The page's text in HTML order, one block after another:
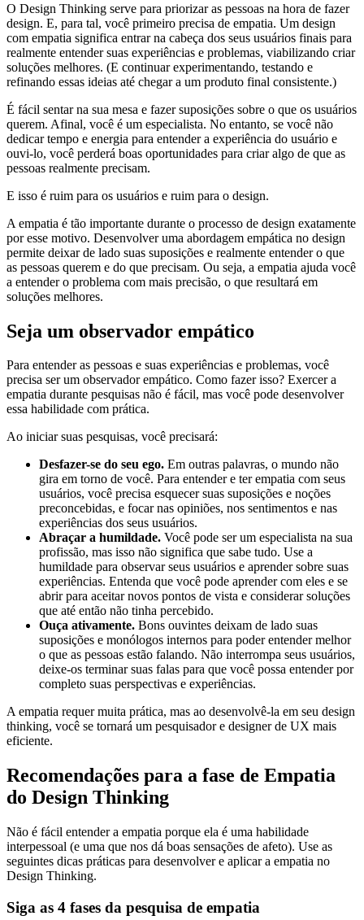
O Design Thinking serve para priorizar as pessoas na hora de fazer
design. E, para tal, você primeiro precisa de empatia. Um design
com empatia significa entrar na cabeça dos seus usuários finais para
realmente entender suas experiências e problemas, viabilizando criar
soluções melhores. (E continuar experimentando, testando e
refinando essas ideias até chegar a um produto final consistente.)
É fácil sentar na sua mesa e fazer suposições sobre o que os usuários
querem. Afinal, você é um especialista. No entanto, se você não
dedicar tempo e energia para entender a experiência do usuário e
ouvi-lo, você perderá boas oportunidades para criar algo de que as
pessoas realmente precisam.
E isso é ruim para os usuários e ruim para o design.
A empatia é tão importante durante o processo de design exatamente
por esse motivo. Desenvolver uma abordagem empática no design
permite deixar de lado suas suposições e realmente entender o que
as pessoas querem e do que precisam. Ou seja, a empatia ajuda você
a entender o problema com mais precisão, o que resultará em
soluções melhores.
Seja um observador empático
Para entender as pessoas e suas experiências e problemas, você
precisa ser um observador empático. Como fazer isso? Exercer a
empatia durante pesquisas não é fácil, mas você pode desenvolver
essa habilidade com prática.
Ao iniciar suas pesquisas, você precisará:
Desfazer-se do seu ego. Em outras palavras, o mundo não
gira em torno de você. Para entender e ter empatia com seus
usuários, você precisa esquecer suas suposições e noções
preconcebidas, e focar nas opiniões, nos sentimentos e nas
experiências dos seus usuários.
Abraçar a humildade. Você pode ser um especialista na sua
profissão, mas isso não significa que sabe tudo. Use a
humildade para observar seus usuários e aprender sobre suas
experiências. Entenda que você pode aprender com eles e se
abrir para aceitar novos pontos de vista e considerar soluções
que até então não tinha percebido.
Ouça ativamente. Bons ouvintes deixam de lado suas
suposições e monólogos internos para poder entender melhor
o que as pessoas estão falando. Não interrompa seus usuários,
deixe-os terminar suas falas para que você possa entender por
completo suas perspectivas e experiências.
A empatia requer muita prática, mas ao desenvolvê-la em seu design
thinking, você se tornará um pesquisador e designer de UX mais
eficiente.
Recomendações para a fase de Empatia
do Design Thinking
Não é fácil entender a empatia porque ela é uma habilidade
interpessoal (e uma que nos dá boas sensações de afeto). Use as
seguintes dicas práticas para desenvolver e aplicar a empatia no
Design Thinking.
Siga as 4 fases da pesquisa de empatia